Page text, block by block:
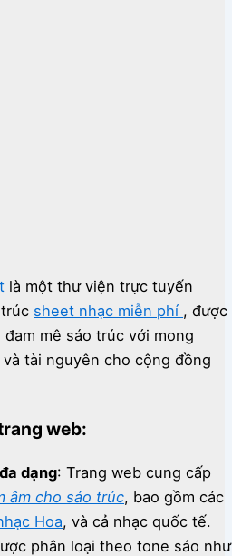
là một thư viện trực tuyến
sheet nhạc miễn phí , được
mê sáo trúc với mong
tài nguyên cho cộng đồng
web:
dạng: Trang web cung cấp
âm cho sáo trúc, bao gồm các
Hoa, và cả nhạc quốc tế.
phân loại theo tone sáo như